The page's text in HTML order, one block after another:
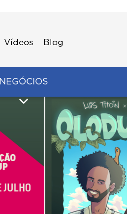
Vídeos Blog
NEGÓCIOS